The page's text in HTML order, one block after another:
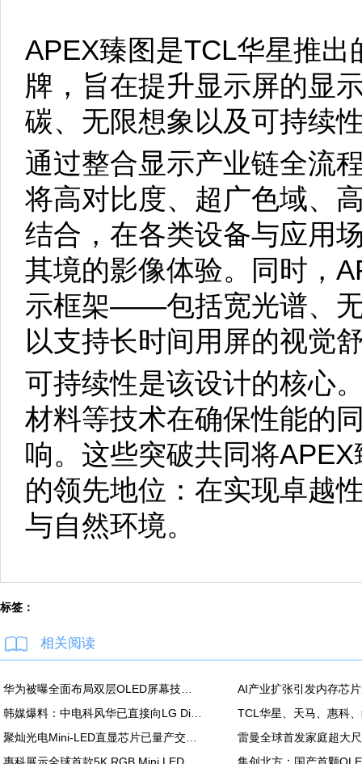
APEX臻图是TCL华星推
牌，旨在提升显示屏的显
碳、无限想象以及可持续
通过整合显示产业链全流
将高对比度、超广色域、
结合，在各类设备与应用
其境的影像体验。同时，
示框架——包括宽光谱、
以支持长时间用屏的视觉
可持续性是该设计的核心
材料等技术在确保性能的
响。这些突破共同将
的领先地位：在实现卓越
与自然环境。
标签：
相关阅读